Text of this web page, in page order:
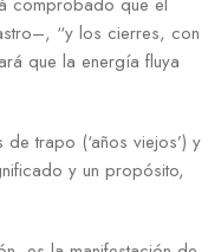
“y los cierres, con
que la energía fluya
trapo (‘años viejos’) y
y un propósito,